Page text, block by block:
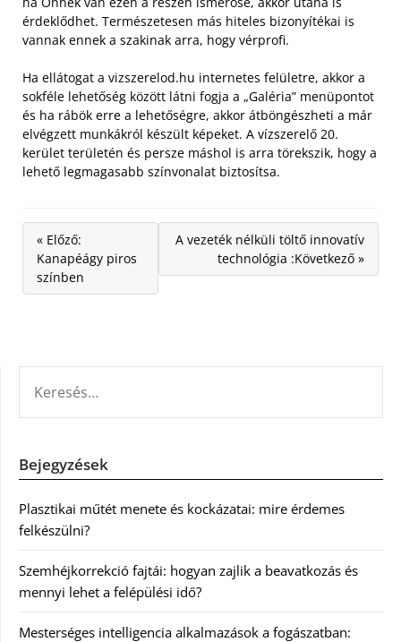
érdeklődhet. Természetesen más hiteles bizonyítékai is
vannak ennek a szakinak arra, hogy vérprofi.
Ha ellátogat a vizszerelod.hu internetes felületre, akkor a
sokféle lehetőség között látni fogja a „Galéria” menüpontot
és ha rábök erre a lehetőségre, akkor átböngészheti a már
elvégzett munkákról készült képeket. A vízszerelő 20.
kerület területén és persze máshol is arra törekszik, hogy a
lehető legmagasabb színvonalat biztosítsa.
« Előző:
Kanapéágy piros
színben
A vezeték nélküli töltő innovatív
technológia :Következő »
Bejegyzések
Plasztikai műtét menete és kockázatai: mire érdemes
felkészülni?
Szemhéjkorrekció fajtái: hogyan zajlik a beavatkozás és
mennyi lehet a felépülési idő?
Mesterséges intelligencia alkalmazások a fogászatban: